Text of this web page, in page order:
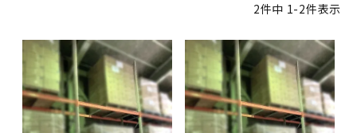
2件中 1-2件表示